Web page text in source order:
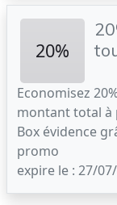
20%
Economisez
montant total à
Box évidence
promo
expire le : 27/